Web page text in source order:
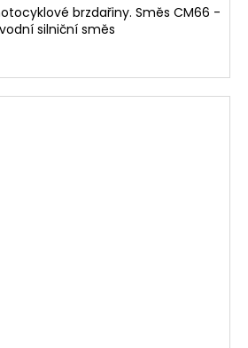
brzdařiny. Směs CM66 -
silniční směs